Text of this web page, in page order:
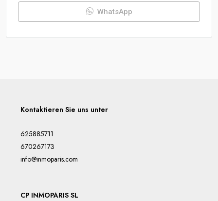
WhatsApp
Kontaktieren Sie uns unter
625885711
670267173
info@inmoparis.com
CP INMOPARIS SL